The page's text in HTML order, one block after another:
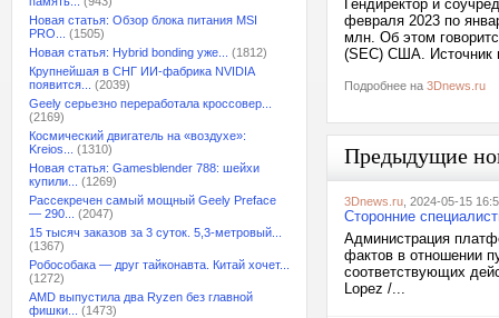
Новая статья: Обзор блока питания MSI
PRO...
(1505)
Новая статья: Hybrid bonding уже...
(1812)
Крупнейшая в СНГ ИИ-фабрика NVIDIA
появится...
(2039)
Geely серьезно переработала кроссовер...
(2169)
Космический двигатель на «воздухе»:
Kreios...
(1310)
Новая статья: Gamesblender 788: шейхи
купили...
(1269)
Рассекречен самый мощный Geely Preface
— 290...
(2047)
15 тысяч заказов за 3 суток. 5,3-метровый...
(1367)
Робособака — друг тайконавта. Китай хочет...
(1272)
AMD выпустила два Ryzen без главной
фишки...
(1473)
Гендиректор и
февраля 2023 по
млн. Об этом
(SEC) США. Источник
Подробнее на 3Dnews.ru
Предыдущие
3Dnews.ru , 2024-05-15
Сторонние
Администрация
фактов в отношении
соответствующих
Lopez /...